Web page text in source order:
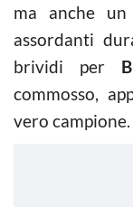
ma anche un
assordanti
brividi per
commosso,
vero campione.